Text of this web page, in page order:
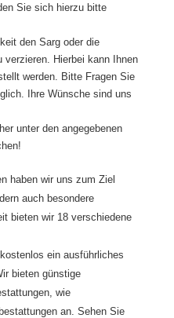
Sie sich hierzu bitte
den Sarg oder die
verzieren. Hierbei kann Ihnen
werden. Bitte Fragen Sie
Ihre Wünsche sind uns
unter den angegebenen
haben wir uns zum Ziel
auch besondere
bieten wir 18 verschiedene
ein ausführliches
bieten günstige
wie
an. Sehen Sie